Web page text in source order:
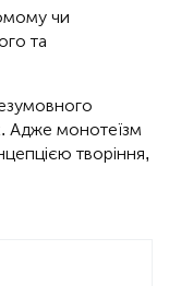
чи
та
Адже монотеїзм
творіння,